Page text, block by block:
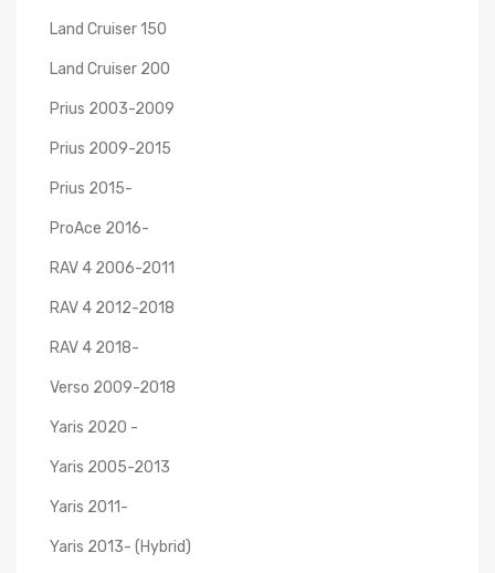
Land Cruiser 150
Land Cruiser 200
Prius 2003-2009
Prius 2009-2015
Prius 2015-
ProAce 2016-
RAV 4 2006-2011
RAV 4 2012-2018
RAV 4 2018-
Verso 2009-2018
Yaris 2020 -
Yaris 2005-2013
Yaris 2011-
Yaris 2013- (Hybrid)